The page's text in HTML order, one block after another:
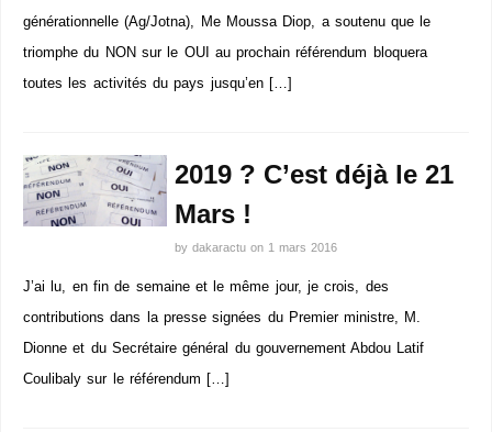
générationnelle (Ag/Jotna), Me Moussa Diop, a soutenu que le
triomphe du NON sur le OUI au prochain référendum bloquera
toutes les activités du pays jusqu’en […]
2019 ? C’est déjà le 21
Mars !
by dakaractu on 1 mars 2016
J’ai lu, en fin de semaine et le même jour, je crois, des
contributions dans la presse signées du Premier ministre, M.
Dionne et du Secrétaire général du gouvernement Abdou Latif
Coulibaly sur le référendum […]